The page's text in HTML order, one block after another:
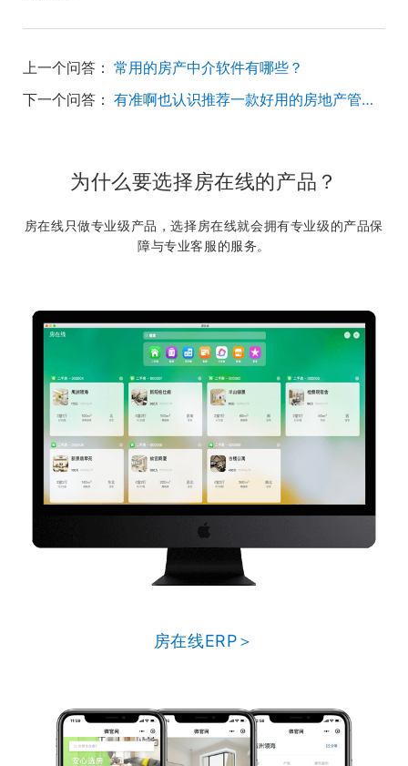
上一个问答： 常用的房产中介软件有哪些？
下一个问答：
有准啊也认识推荐一款好用的房地产管理系统软件吗？
为什么要选择房在线的产品？
房在线只做专业级产品，选择房在线就会拥有专业级的产品保
障与专业客服的服务。
房在线ERP＞